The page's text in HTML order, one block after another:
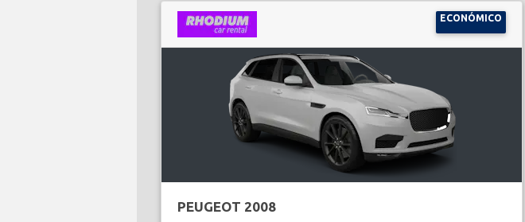
ECONÓMICO
PEUGEOT 2008